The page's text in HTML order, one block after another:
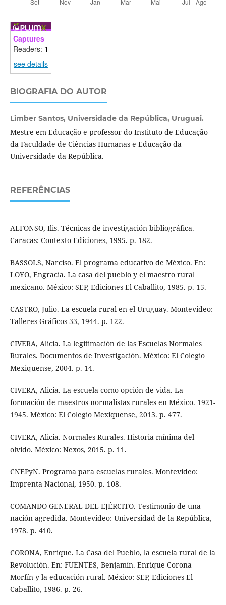
Captures
Readers: 1
see details
BIOGRAFIA DO AUTOR
Limber Santos, Universidade da República, Uruguai.
Mestre em Educação e professor do Instituto de Educação
da Faculdade de Ciências Humanas e Educação da
Universidade da República.
REFERÊNCIAS
ALFONSO, Ilis. Técnicas de investigación bibliográfica.
Caracas: Contexto Ediciones, 1995. p. 182.
BASSOLS, Narciso. El programa educativo de México. En:
LOYO, Engracia. La casa del pueblo y el maestro rural
mexicano. México: SEP, Ediciones El Caballito, 1985. p. 15.
CASTRO, Julio. La escuela rural en el Uruguay. Montevideo:
Talleres Gráficos 33, 1944. p. 122.
CIVERA, Alicia. La legitimación de las Escuelas Normales
Rurales. Documentos de Investigación. México: El Colegio
Mexiquense, 2004. p. 14.
CIVERA, Alicia. La escuela como opción de vida. La
formación de maestros normalistas rurales en México. 1921-
1945. México: El Colegio Mexiquense, 2013. p. 477.
CIVERA, Alicia. Normales Rurales. Historia mínima del
olvido. México: Nexos, 2015. p. 11.
CNEPyN. Programa para escuelas rurales. Montevideo:
Imprenta Nacional, 1950. p. 108.
COMANDO GENERAL DEL EJÉRCITO. Testimonio de una
nación agredida. Montevideo: Universidad de la República,
1978. p. 410.
CORONA, Enrique. La Casa del Pueblo, la escuela rural de la
Revolución. En: FUENTES, Benjamín. Enrique Corona
Morfín y la educación rural. México: SEP, Ediciones El
Caballito, 1986. p. 26.